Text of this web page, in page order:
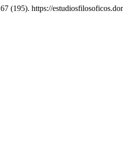
67 (195). https://